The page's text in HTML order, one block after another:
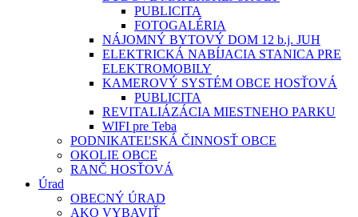
PUBLICITA
FOTOGALÉRIA
NÁJOMNÝ BYTOVÝ DOM 12 b.j. JUH
ELEKTRICKÁ NABÍJACIA STANICA PRE
ELEKTROMOBILY
KAMEROVÝ SYSTÉM OBCE HOSŤOVÁ
PUBLICITA
REVITALIÁZÁCIA MIESTNEHO PARKU
WIFI pre Teba
PODNIKATEĽSKÁ ČINNOSŤ OBCE
OKOLIE OBCE
RANČ HOSŤOVÁ
Úrad
OBECNÝ ÚRAD
AKO VYBAVIŤ